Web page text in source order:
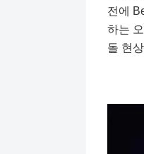
전에
하는
돌 현